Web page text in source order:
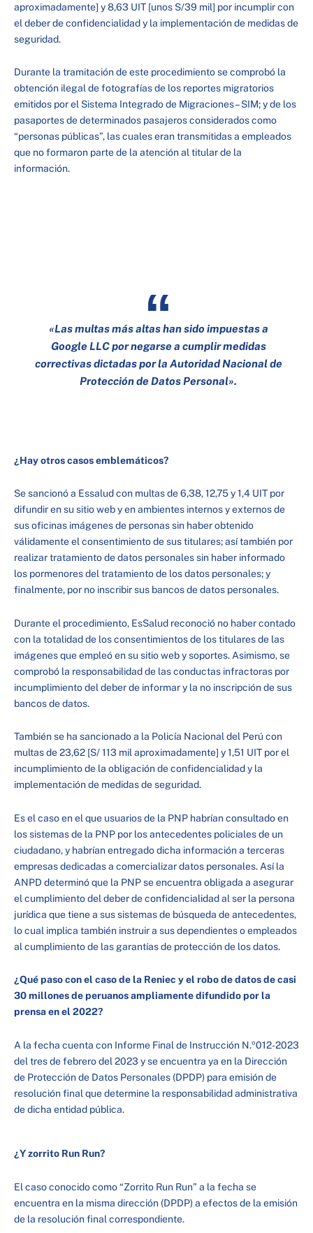
aproximadamente] y 8,63 UIT [unos S/39 mil] por incumplir con
el deber de confidencialidad y la implementación de medidas de
seguridad.
Durante la tramitación de este procedimiento se comprobó la
obtención ilegal de fotografías de los reportes migratorios
emitidos por el Sistema Integrado de Migraciones – SIM; y de los
pasaportes de determinados pasajeros considerados como
“personas públicas”, las cuales eran transmitidas a empleados
que no formaron parte de la atención al titular de la
información.
«Las multas más altas han sido impuestas a
Google LLC por negarse a cumplir medidas
correctivas dictadas por la Autoridad Nacional de
Protección de Datos Personal».
¿Hay otros casos emblemáticos?
Se sancionó a Essalud con multas de 6,38, 12,75 y 1,4 UIT por
difundir en su sitio web y en ambientes internos y externos de
sus oficinas imágenes de personas sin haber obtenido
válidamente el consentimiento de sus titulares; así también por
realizar tratamiento de datos personales sin haber informado
los pormenores del tratamiento de los datos personales; y
finalmente, por no inscribir sus bancos de datos personales.
Durante el procedimiento, EsSalud reconoció no haber contado
con la totalidad de los consentimientos de los titulares de las
imágenes que empleó en su sitio web y soportes. Asimismo, se
comprobó la responsabilidad de las conductas infractoras por
incumplimiento del deber de informar y la no inscripción de sus
bancos de datos.
También se ha sancionado a la Policía Nacional del Perú con
multas de 23,62 [S/ 113 mil aproximadamente] y 1,51 UIT por el
incumplimiento de la obligación de confidencialidad y la
implementación de medidas de seguridad.
Es el caso en el que usuarios de la PNP habrían consultado en
los sistemas de la PNP por los antecedentes policiales de un
ciudadano, y habrían entregado dicha información a terceras
empresas dedicadas a comercializar datos personales. Así la
ANPD determinó que la PNP se encuentra obligada a asegurar
el cumplimiento del deber de confidencialidad al ser la persona
jurídica que tiene a sus sistemas de búsqueda de antecedentes,
lo cual implica también instruir a sus dependientes o empleados
al cumplimiento de las garantías de protección de los datos.
¿Qué paso con el caso de la Reniec y el robo de datos de casi
30 millones de peruanos ampliamente difundido por la
prensa en el 2022?
A la fecha cuenta con Informe Final de Instrucción N.º012-2023
del tres de febrero del 2023 y se encuentra ya en la Dirección
de Protección de Datos Personales (DPDP) para emisión de
resolución final que determine la responsabilidad administrativa
de dicha entidad pública.
¿Y zorrito Run Run?
El caso conocido como “Zorrito Run Run” a la fecha se
encuentra en la misma dirección (DPDP) a efectos de la emisión
de la resolución final correspondiente.